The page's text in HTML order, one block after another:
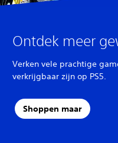
Ontdek meer
Verken vele prachtige
verkrijgbaar zijn op PS5.
Shoppen maar